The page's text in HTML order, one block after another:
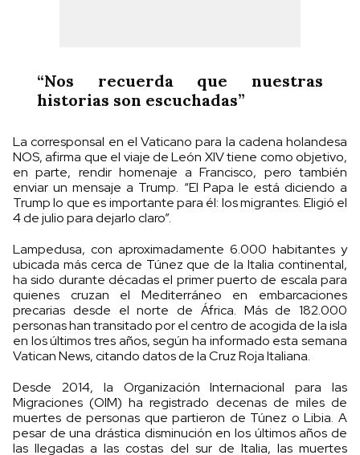
“Nos recuerda que nuestras
historias son escuchadas”
La corresponsal en el Vaticano para la cadena holandesa
NOS, afirma que el viaje de León XIV tiene como objetivo,
en parte, rendir homenaje a Francisco, pero también
enviar un mensaje a Trump. “El Papa le está diciendo a
Trump lo que es importante para él: los migrantes. Eligió el
4 de julio para dejarlo claro”.
Lampedusa, con aproximadamente 6.000 habitantes y
ubicada más cerca de Túnez que de la Italia continental,
ha sido durante décadas el primer puerto de escala para
quienes cruzan el Mediterráneo en embarcaciones
precarias desde el norte de África. Más de 182.000
personas han transitado por el centro de acogida de la isla
en los últimos tres años, según ha informado esta semana
Vatican News, citando datos de la Cruz Roja Italiana.
Desde 2014, la Organización Internacional para las
Migraciones (OIM) ha registrado decenas de miles de
muertes de personas que partieron de Túnez o Libia. A
pesar de una drástica disminución en los últimos años de
las llegadas a las costas del sur de Italia, las muertes